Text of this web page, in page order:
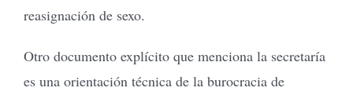
reasignación de sexo.
Otro documento explícito que menciona la secretaría
es una orientación técnica de la burocracia de